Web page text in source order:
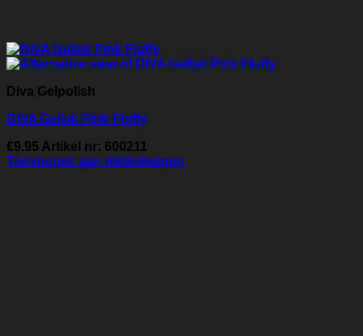
Diva Gelpolish
DIVA Gellak Pink Fluffy
€9.95 Artikel nr: 600211
Toevoegen aan winkelwagen